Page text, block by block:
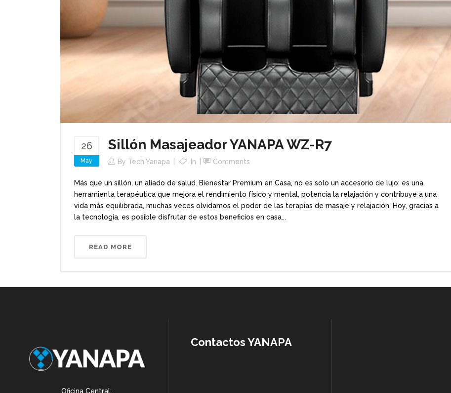
26
May
Sillón Masajeador YANAPA WZ-R7
By Tech Yanapa In Comments
Más que un sillón, un aliado de salud. Bienestar Premium en Casa, no es solo un accesorio de lujo: es una
herramienta terapéutica que mejora el rendimiento físico y mental, potencia la relajación y contribuye a una
vida más equilibrada, muchas veces olvidamos el poder de las terapias de masaje y relajación. Hoy, gracias a
la tecnología, es posible disfrutar de estos beneficios en casa...
READ MORE
Oficina Central:
Contactos YANAPA